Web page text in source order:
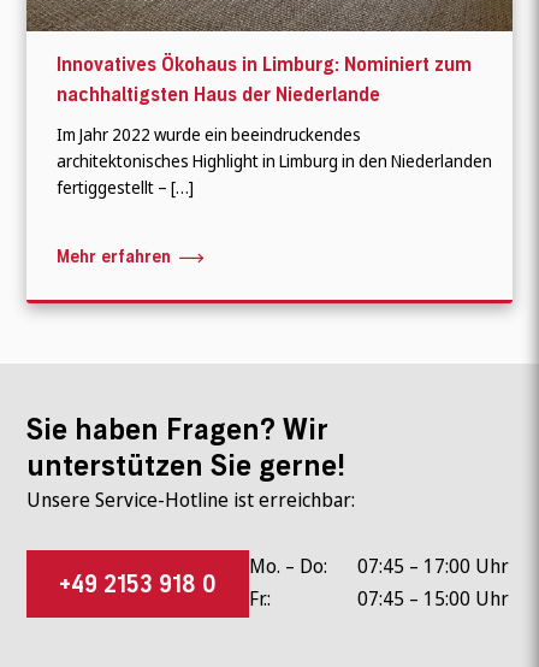
Innovatives Ökohaus in Limburg: Nominiert zum
nachhaltigsten Haus der Niederlande
Im Jahr 2022 wurde ein beeindruckendes
architektonisches Highlight in Limburg in den Niederlanden
fertiggestellt – […]
Mehr erfahren
Sie haben Fragen? Wir
unterstützen Sie gerne!
Unsere Service-Hotline ist erreichbar:
+49 2153 918 0
Mo. – Do:
07:45 – 17:00 Uhr
Fr.:
07:45 – 15:00 Uhr